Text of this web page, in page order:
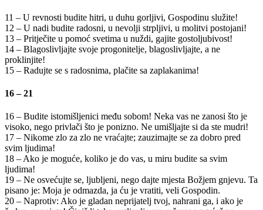
11 – U revnosti budite hitri, u duhu gorljivi, Gospodinu služite!
12 – U nadi budite radosni, u nevolji strpljivi, u molitvi postojani!
13 – Pritječite u pomoć svetima u nuždi, gajite gostoljubivost!
14 – Blagoslivljajte svoje progonitelje, blagoslivljajte, a ne
proklinjite!
15 – Radujte se s radosnima, plačite sa zaplakanima!
16 – 21
16 – Budite istomišljenici među sobom! Neka vas ne zanosi što je
visoko, nego privlači što je ponizno. Ne umišljajte si da ste mudri!
17 – Nikome zlo za zlo ne vraćajte; zauzimajte se za dobro pred
svim ljudima!
18 – Ako je moguće, koliko je do vas, u miru budite sa svim
ljudima!
19 – Ne osvećujte se, ljubljeni, nego dajte mjesta Božjem gnjevu. Ta
pisano je: Moja je odmazda, ja ću je vratiti, veli Gospodin.
20 – Naprotiv: Ako je gladan neprijatelj tvoj, nahrani ga, i ako je